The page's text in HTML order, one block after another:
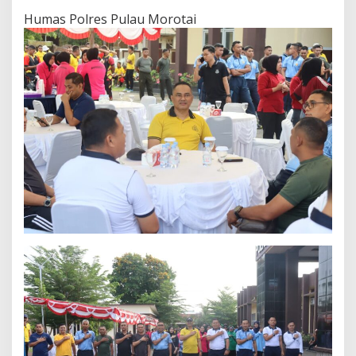
Humas Polres Pulau Morotai